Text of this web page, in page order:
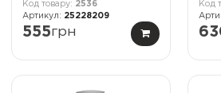
2536
25228209
555грн